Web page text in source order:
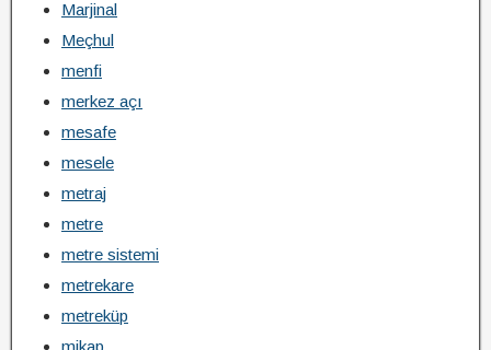
Marjinal
Meçhul
menfi
merkez açı
mesafe
mesele
metraj
metre
metre sistemi
metrekare
metreküp
mikap